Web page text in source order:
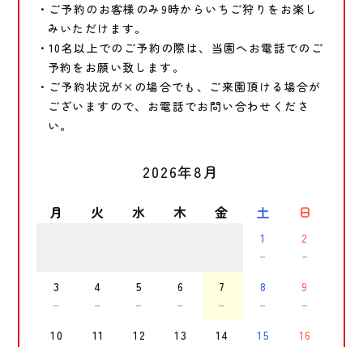
・ご予約のお客様のみ9時からいちご狩りをお楽し
みいただけます。
・10名以上でのご予約の際は、当園へお電話でのご
予約をお願い致します。
・ご予約状況が×の場合でも、ご来園頂ける場合が
ございますので、お電話でお問い合わせくださ
い。
2026年8月
月 火 水 木 金 土 日
1
－
2
－
3
－
4
－
5
－
6
－
7
－
8
－
9
－
10 11 12 13 14 15 16